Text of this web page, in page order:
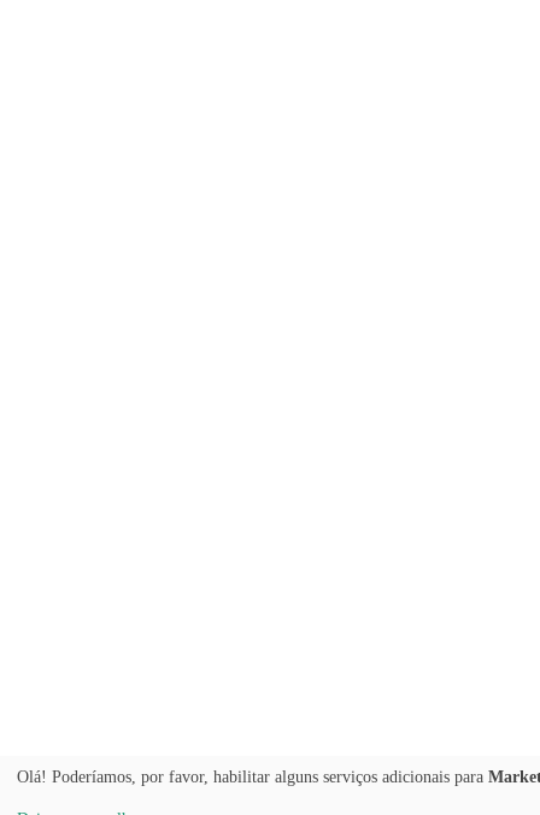
Olá! Poderíamos, por favor, habilitar alguns serviços adicionais para